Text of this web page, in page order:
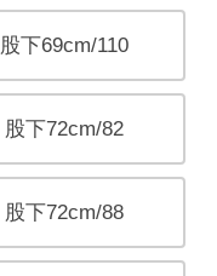
股下69cm/110
股下72cm/82
股下72cm/88